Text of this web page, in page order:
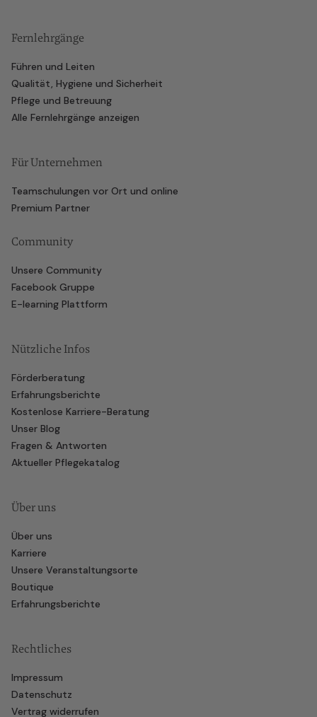
Fernlehrgänge
Führen und Leiten
Qualität, Hygiene und Sicherheit
Pflege und Betreuung
Alle Fernlehrgänge anzeigen
Für Unternehmen
Teamschulungen vor Ort und online
Premium Partner
Community
Unsere Community
Facebook Gruppe
E-learning Plattform
Nützliche Infos
Förderberatung
Erfahrungsberichte
Kostenlose Karriere-Beratung
Unser Blog
Fragen & Antworten
Aktueller Pflegekatalog
Über uns
Über uns
Karriere
Unsere Veranstaltungsorte
Boutique
Erfahrungsberichte
Rechtliches
Impressum
Datenschutz
Vertrag widerrufen